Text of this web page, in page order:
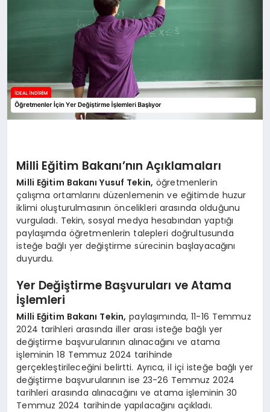
Milli Eğitim Bakanı’nın Açıklamaları
Milli Eğitim Bakanı Yusuf Tekin, öğretmenlerin
çalışma ortamlarını düzenlemenin ve eğitimde huzur
iklimi oluşturulmasının öncelikleri arasında olduğunu
vurguladı. Tekin, sosyal medya hesabından yaptığı
paylaşımda öğretmenlerin talepleri doğrultusunda
isteğe bağlı yer değiştirme sürecinin başlayacağını
duyurdu.
Yer Değiştirme Başvuruları ve Atama
İşlemleri
Milli Eğitim Bakanı Tekin, paylaşımında, 11-16 Temmuz
2024 tarihleri arasında iller arası isteğe bağlı yer
değiştirme başvurularının alınacağını ve atama
işleminin 18 Temmuz 2024 tarihinde
gerçekleştirileceğini belirtti. Ayrıca, il içi isteğe bağlı yer
değiştirme başvurularının ise 23-26 Temmuz 2024
tarihleri arasında alınacağını ve atama işleminin 30
Temmuz 2024 tarihinde yapılacağını açıkladı.